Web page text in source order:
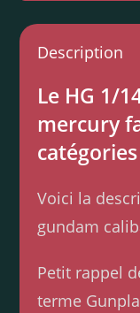
Description
Le HG 1/
mercury
Voici la
gundam
Petit rappel
terme